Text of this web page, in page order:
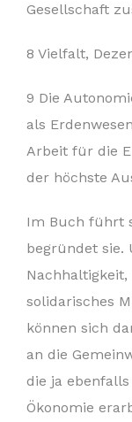
Gesellschaft
8 Vielfalt,
9 Die
als
Arbeit für die
der höchste
Im Buch führt
begründet sie.
solidarisches
können sich
an die
die ja
Ökonomie